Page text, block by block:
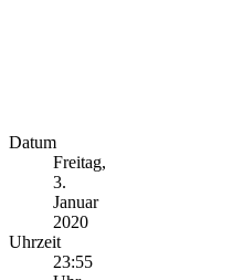
Datum
Freitag,
3.
Januar
2020
Uhrzeit
23:55